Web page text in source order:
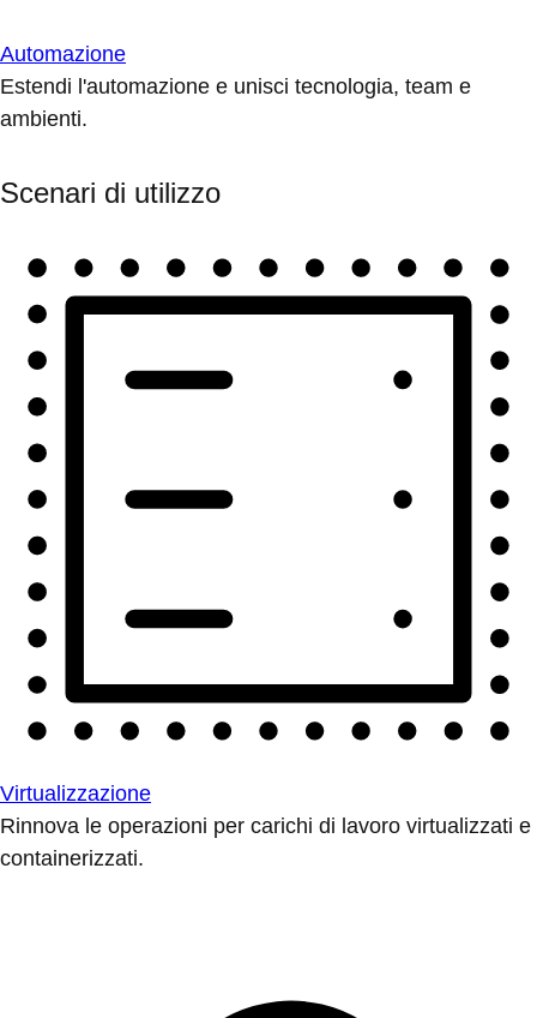
Automazione
Estendi l'automazione e unisci tecnologia, team e
ambienti.
Scenari di utilizzo
Virtualizzazione
Rinnova le operazioni per carichi di lavoro virtualizzati e
containerizzati.